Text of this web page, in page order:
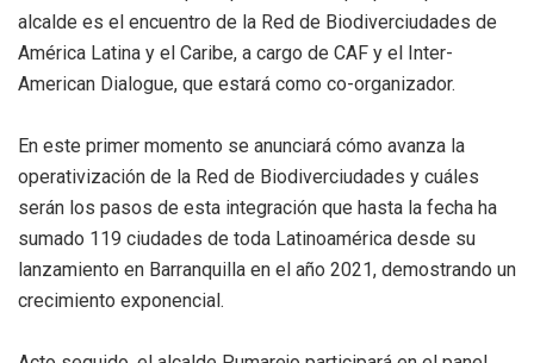
alcalde es el encuentro de la Red de Biodiverciudades de
América Latina y el Caribe, a cargo de CAF y el Inter-
American Dialogue, que estará como co-organizador.
En este primer momento se anunciará cómo avanza la
operativización de la Red de Biodiverciudades y cuáles
serán los pasos de esta integración que hasta la fecha ha
sumado 119 ciudades de toda Latinoamérica desde su
lanzamiento en Barranquilla en el año 2021, demostrando un
crecimiento exponencial.